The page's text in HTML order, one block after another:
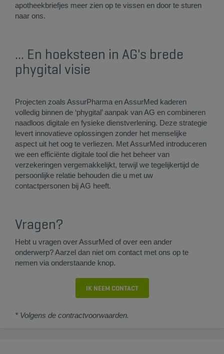
apotheekbriefjes meer zien op te vissen en door te sturen
naar ons.
... En hoeksteen in AG's brede
phygital visie
Projecten zoals AssurPharma en AssurMed kaderen
volledig binnen de ‘phygital’ aanpak van AG en combineren
naadloos digitale en fysieke dienstverlening. Deze strategie
levert innovatieve oplossingen zonder het menselijke
aspect uit het oog te verliezen. Met AssurMed introduceren
we een efficiënte digitale tool die het beheer van
verzekeringen vergemakkelijkt, terwijl we tegelijkertijd de
persoonlijke relatie behouden die u met uw
contactpersonen bij AG heeft.
Vragen?
Hebt u vragen over AssurMed of over een ander
onderwerp? Aarzel dan niet om contact met ons op te
nemen via onderstaande knop.
IK NEEM CONTACT
* Volgens de contractvoorwaarden.​